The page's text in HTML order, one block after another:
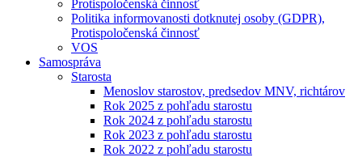
Protispoločenská činnosť
Politika informovanosti dotknutej osoby (GDPR),
Protispoločenská činnosť
VOS
Samospráva
Starosta
Menoslov starostov, predsedov MNV, richtárov
Rok 2025 z pohľadu starostu
Rok 2024 z pohľadu starostu
Rok 2023 z pohľadu starostu
Rok 2022 z pohľadu starostu